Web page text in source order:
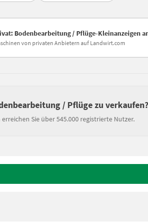
Bodenbearbeitung / Pflüge-Kleinanzeigen
von privaten Anbietern auf Landwirt.com
/ Pflüge zu verkaufen?
Sie über 545.000 registrierte Nutzer.